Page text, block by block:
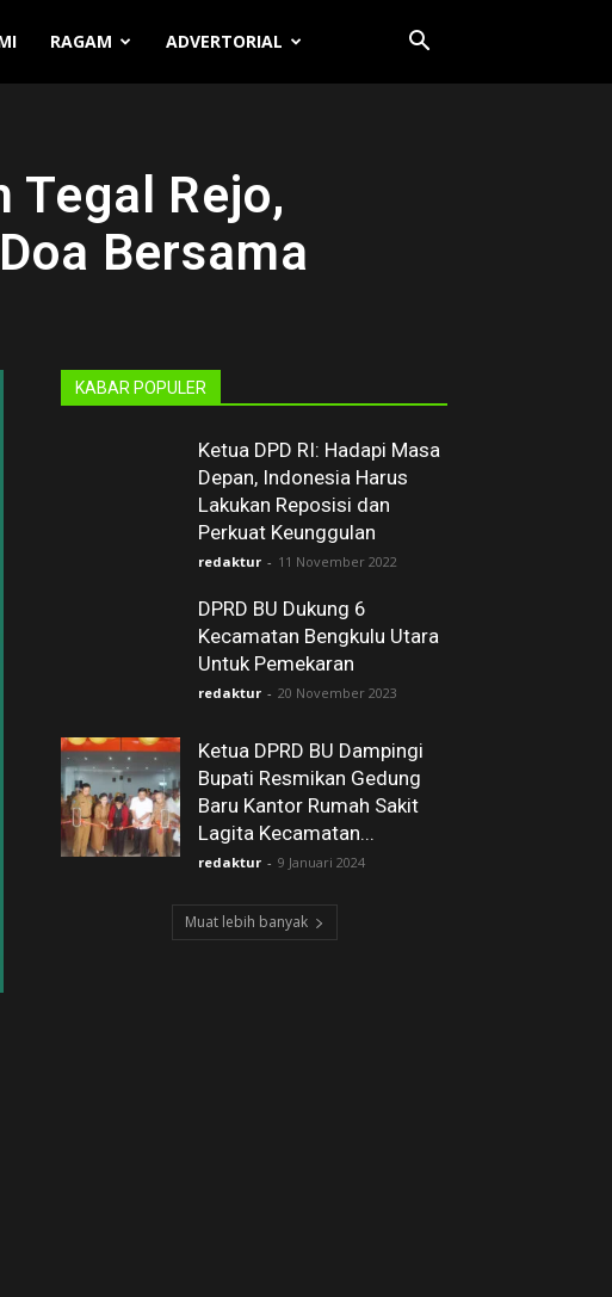
RAGAM ADVERTORIAL
Tegal Rejo,
Bersama
KABAR POPULER
Ketua DPD RI: Hadapi Masa
Depan, Indonesia Harus
Lakukan Reposisi dan
Perkuat Keunggulan
redaktur - 11 November 2022
DPRD BU Dukung 6
Kecamatan Bengkulu Utara
Untuk Pemekaran
redaktur - 20 November 2023
Ketua DPRD BU Dampingi
Bupati Resmikan Gedung
Baru Kantor Rumah Sakit
Lagita Kecamatan...
redaktur - 9 Januari 2024
Muat lebih banyak